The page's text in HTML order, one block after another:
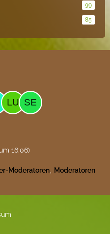
99
85
16:06)
Moderatoren Moderatoren